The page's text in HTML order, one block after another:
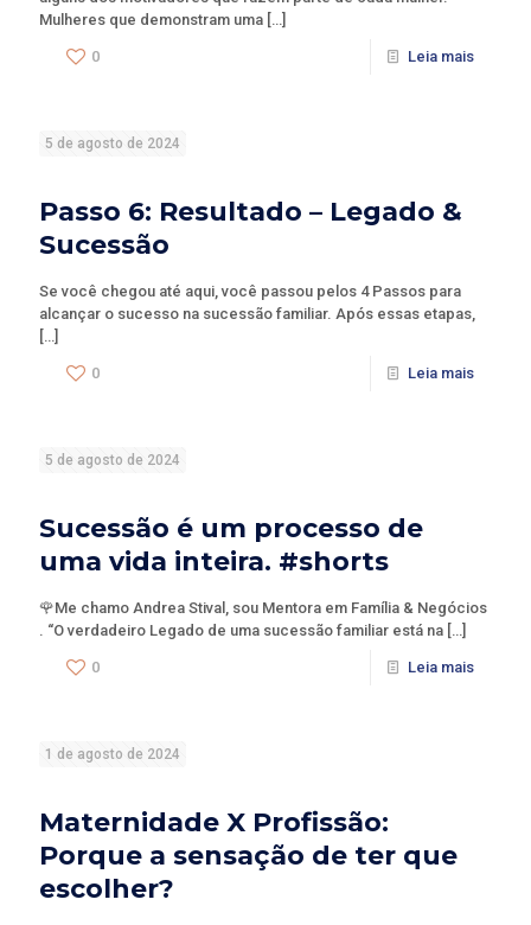
Mulheres que demonstram uma […]
0 Leia mais
5 de agosto de 2024
Passo 6: Resultado – Legado &
Sucessão
Se você chegou até aqui, você passou pelos 4 Passos para
alcançar o sucesso na sucessão familiar. Após essas etapas,
[…]
0 Leia mais
5 de agosto de 2024
Sucessão é um processo de
uma vida inteira. #shorts
🌹Me chamo Andrea Stival, sou Mentora em Família & Negócios
. “O verdadeiro Legado de uma sucessão familiar está na […]
0 Leia mais
1 de agosto de 2024
Maternidade X Profissão:
Porque a sensação de ter que
escolher?